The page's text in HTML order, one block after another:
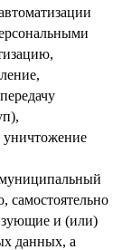
уничтожение
самостоятельно
и (или)
данных, а